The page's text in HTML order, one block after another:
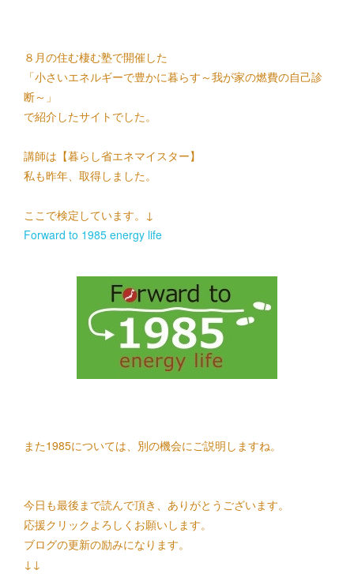
８月の住む棲む塾で開催した
「小さいエネルギーで豊かに暮らす～我が家の燃費の自己診
断～」
で紹介したサイトでした。
講師は【暮らし省エネマイスター】
私も昨年、取得しました。
ここで検定しています。↓
Forward to 1985 energy life
また1985については、別の機会にご説明しますね。
今日も最後まで読んで頂き、ありがとうございます。
応援クリックよろしくお願いします。
ブログの更新の励みになります。
↓↓